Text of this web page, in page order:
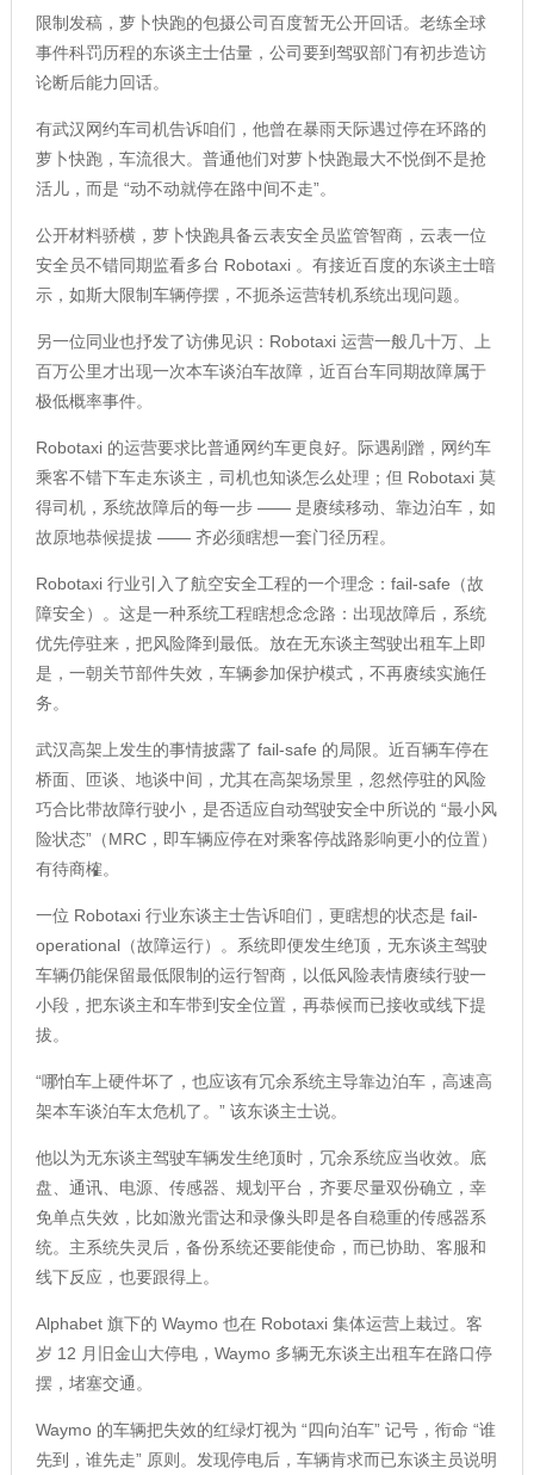
限制发稿，萝卜快跑的包摄公司百度暂无公开回话。老练全球
事件科罚历程的东谈主士估量，公司要到驾驭部门有初步造访
论断后能力回话。
有武汉网约车司机告诉咱们，他曾在暴雨天际遇过停在环路的
萝卜快跑，车流很大。普通他们对萝卜快跑最大不悦倒不是抢
活儿，而是 “动不动就停在路中间不走”。
公开材料骄横，萝卜快跑具备云表安全员监管智商，云表一位
安全员不错同期监看多台 Robotaxi 。有接近百度的东谈主士暗
示，如斯大限制车辆停摆，不扼杀运营转机系统出现问题。
另一位同业也抒发了访佛见识：Robotaxi 运营一般几十万、上
百万公里才出现一次本车谈泊车故障，近百台车同期故障属于
极低概率事件。
Robotaxi 的运营要求比普通网约车更良好。际遇剐蹭，网约车
乘客不错下车走东谈主，司机也知谈怎么处理；但 Robotaxi 莫
得司机，系统故障后的每一步 —— 是赓续移动、靠边泊车，如
故原地恭候提拔 —— 齐必须瞎想一套门径历程。
Robotaxi 行业引入了航空安全工程的一个理念：fail-safe（故
障安全）。这是一种系统工程瞎想念念路：出现故障后，系统
优先停驻来，把风险降到最低。放在无东谈主驾驶出租车上即
是，一朝关节部件失效，车辆参加保护模式，不再赓续实施任
务。
武汉高架上发生的事情披露了 fail-safe 的局限。近百辆车停在
桥面、匝谈、地谈中间，尤其在高架场景里，忽然停驻的风险
巧合比带故障行驶小，是否适应自动驾驶安全中所说的 “最小风
险状态”（MRC，即车辆应停在对乘客停战路影响更小的位置）
有待商榷。
一位 Robotaxi 行业东谈主士告诉咱们，更瞎想的状态是 fail-
operational（故障运行）。系统即便发生绝顶，无东谈主驾驶
车辆仍能保留最低限制的运行智商，以低风险表情赓续行驶一
小段，把东谈主和车带到安全位置，再恭候而已接收或线下提
拔。
“哪怕车上硬件坏了，也应该有冗余系统主导靠边泊车，高速高
架本车谈泊车太危机了。” 该东谈主士说。
他以为无东谈主驾驶车辆发生绝顶时，冗余系统应当收效。底
盘、通讯、电源、传感器、规划平台，齐要尽量双份确立，幸
免单点失效，比如激光雷达和录像头即是各自稳重的传感器系
统。主系统失灵后，备份系统还要能使命，而已协助、客服和
线下反应，也要跟得上。
Alphabet 旗下的 Waymo 也在 Robotaxi 集体运营上栽过。客
岁 12 月旧金山大停电，Waymo 多辆无东谈主出租车在路口停
摆，堵塞交通。
Waymo 的车辆把失效的红绿灯视为 “四向泊车” 记号，衔命 “谁
先到，谁先走” 原则。发现停电后，车辆肯求而已东谈主员说明